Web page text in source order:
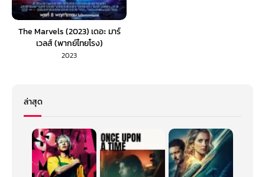
The Marvels (2023) เดอะ มาร์
เวลส์ (พากย์ไทยโรง)
2023
ล่าสุด